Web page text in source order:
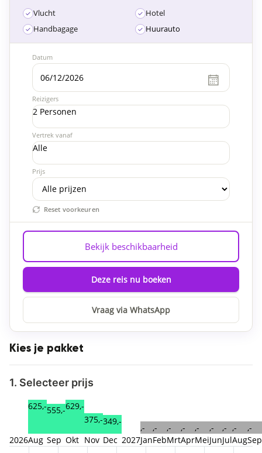
Vlucht
Handbagage
Hotel
Huurauto
Reizigers
2 Personen
Vertrek vanaf
Alle
Prijs
Datum
Reset voorkeuren
Bekijk beschikbaarheid
Deze reis nu boeken
Vraag via WhatsApp
Kies je pakket
1. Selecteer prijs
2026
625,-
Aug
555,-
Sep
629,-
Okt
375,-
Nov
349,-
Dec 2027
,-
Jan
,-
Feb
,-
Mrt
,-
Apr
,-
Mei
,-
Jun
,-
Jul
,-
Aug
,-
Sep